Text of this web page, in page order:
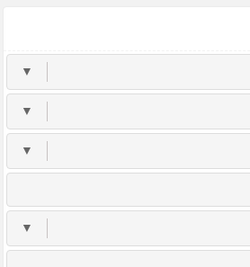
▼
▼
▼
▼